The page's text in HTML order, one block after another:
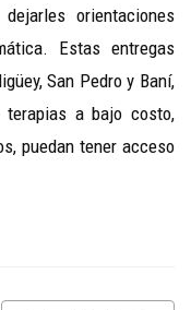
orientaciones
Estas entregas
San Pedro y Baní,
a bajo costo,
puedan tener acceso